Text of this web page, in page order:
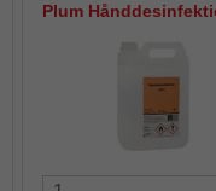
Plum